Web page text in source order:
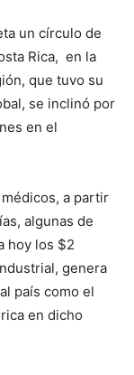
un círculo de
Rica, en la
que tuvo su
se inclinó por
en el
a partir
algunas de
hoy los $2
genera
país como el
en dicho